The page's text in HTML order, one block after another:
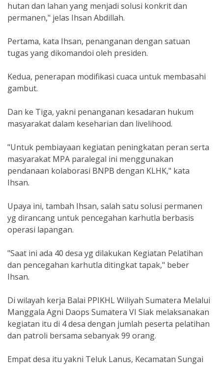
hutan dan lahan yang menjadi solusi konkrit dan
permanen," jelas Ihsan Abdillah.
Pertama, kata Ihsan, penanganan dengan satuan
tugas yang dikomandoi oleh presiden.
Kedua, penerapan modifikasi cuaca untuk membasahi
gambut.
Dan ke Tiga, yakni penanganan kesadaran hukum
masyarakat dalam keseharian dan livelihood.
"Untuk pembiayaan kegiatan peningkatan peran serta
masyarakat MPA paralegal ini menggunakan
pendanaan kolaborasi BNPB dengan KLHK," kata
Ihsan.
Upaya ini, tambah Ihsan, salah satu solusi permanen
yg dirancang untuk pencegahan karhutla berbasis
operasi lapangan.
"Saat ini ada 40 desa yg dilakukan Kegiatan Pelatihan
dan pencegahan karhutla ditingkat tapak," beber
Ihsan.
Di wilayah kerja Balai PPIKHL Wiliyah Sumatera Melalui
Manggala Agni Daops Sumatera VI Siak melaksanakan
kegiatan itu di 4 desa dengan jumlah peserta pelatihan
dan patroli bersama sebanyak 99 orang.
Empat desa itu yakni Teluk Lanus, Kecamatan Sungai